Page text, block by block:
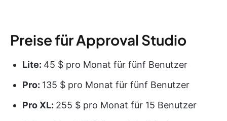
Preise für Approval Studio
Lite: 45 $ pro Monat für fünf Benutzer
Pro: 135 $ pro Monat für fünf Benutzer
Pro XL: 255 $ pro Monat für 15 Benutzer